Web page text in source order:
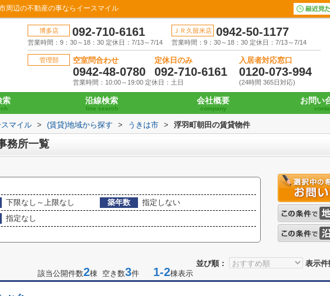
周辺の不動産の事ならイースマイル
博多店 092-710-6161
営業時間：9：30～18：30 定休日：7/13～7/14
ＪＲ久留米店 0942-50-1177
営業時間：9：30～18：30 定休日：7/13～7/14
管理部 空室問合わせ
0942-48-0780
定休日のみ
092-710-6161
営業時間：10:00～19:00 定休日：土日
入居者対応窓口
0120-073-994
(24時間 365日対応)
索 沿線検索
line search
会社概要
company
お問い
マイル > (賃貸)地域から探す > うきは市 > 浮羽町朝田の賃貸物件
務所一覧
下限なし～上限なし 築年数
指定しない
指定なし
並び順：
表示件
該当公開件数2棟 空き数3件 1-2棟表示